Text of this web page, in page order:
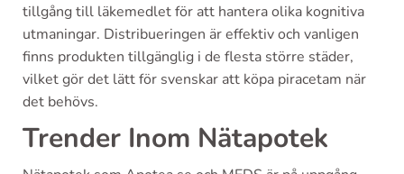
tillgång till läkemedlet för att hantera olika kognitiva
utmaningar. Distribueringen är effektiv och vanligen
finns produkten tillgänglig i de flesta större städer,
vilket gör det lätt för svenskar att köpa piracetam när
det behövs.
Trender Inom Nätapotek